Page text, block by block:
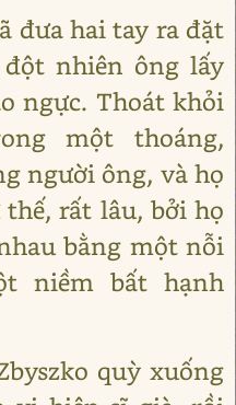
đưa hai tay ra đặt
nhiên ông lấy
ngực. Thoát khỏi
một thoáng,
người ông, và họ
rất lâu, bởi họ
bằng một nỗi
niềm bất hạnh
quỳ xuống